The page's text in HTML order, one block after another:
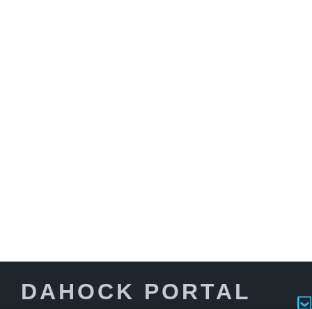
DAHOCK PORTAL